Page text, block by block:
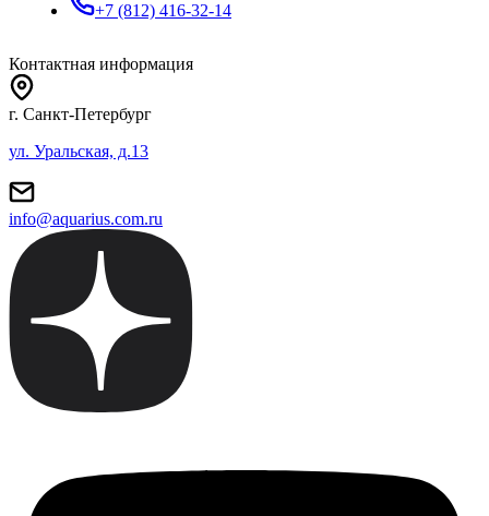
+7 (812) 416-32-14
Контактная информация
г. Санкт-Петербург
ул. Уральская, д.13
info@aquarius.com.ru